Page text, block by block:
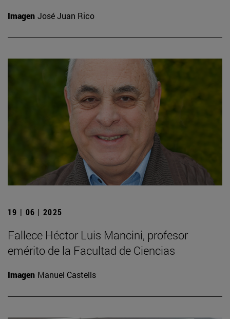
Imagen José Juan Rico
19 | 06 | 2025
Fallece Héctor Luis Mancini, profesor
emérito de la Facultad de Ciencias
Imagen Manuel Castells